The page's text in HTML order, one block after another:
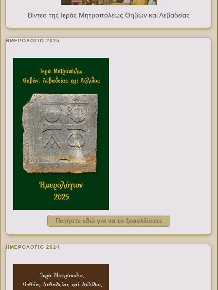
Βίντεο της Ιεράς Μητροπόλεως Θηβών και Λεβαδείας
ΗΜΕΡΟΛΟΓΙΟ 2025
Πατήστε εδώ για να το ξεφυλλίσετε
ΗΜΕΡΟΛΟΓΙΟ 2024